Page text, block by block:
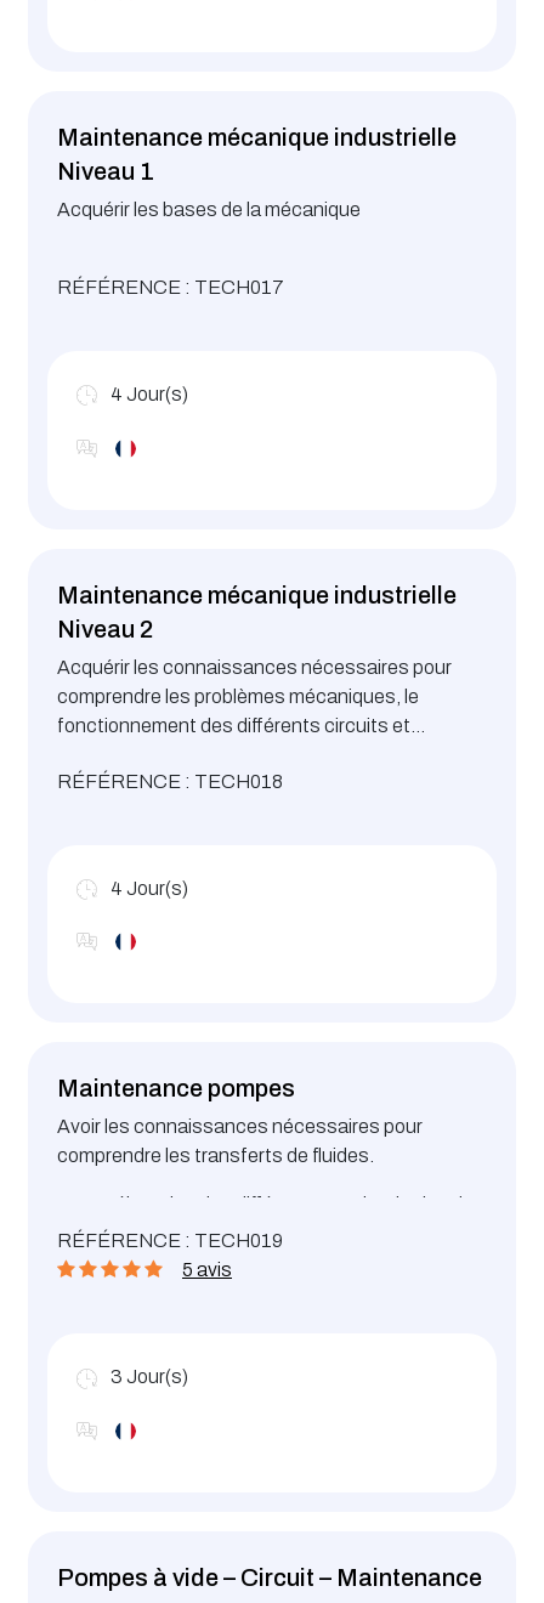
Maintenance mécanique industrielle
Niveau 1
Acquérir les bases de la mécanique
RÉFÉRENCE : TECH017
4 Jour(s)
Maintenance mécanique industrielle
Niveau 2
Acquérir les connaissances nécessaires pour
comprendre les problèmes mécaniques, le
fonctionnement des différents circuits et
RÉFÉRENCE : TECH018
4 Jour(s)
Maintenance pompes
Avoir les connaissances nécessaires pour
comprendre les transferts de fluides.
Compréhension des différentes technologies de
pompes.
Maintenance et dépannage de pompes.
RÉFÉRENCE : TECH019
5 avis
3 Jour(s)
Pompes à vide – Circuit – Maintenance